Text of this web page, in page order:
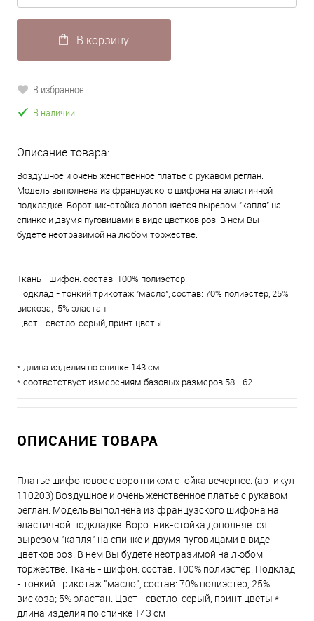
В корзину
В избранное
В наличии
Описание товара:
Воздушное и очень женственное платье с рукавом реглан.
Модель выполнена из французского шифона на эластичной
подкладке. Воротник-стойка дополняется вырезом "капля" на
спинке и двумя пуговицами в виде цветков роз. В нем Вы
будете неотразимой на любом торжестве.
Ткань - шифон. состав: 100% полиэстер.
Подклад - тонкий трикотаж "масло", состав: 70% полиэстер, 25%
вискоза; 5% эластан.
Цвет - светло-серый, принт цветы
* длина изделия по спинке 143 см
* соответствует измерениям базовых размеров 58 - 62
ОПИСАНИЕ ТОВАРА
Платье шифоновое с воротником стойка вечернее. (артикул
110203) Воздушное и очень женственное платье с рукавом
реглан. Модель выполнена из французского шифона на
эластичной подкладке. Воротник-стойка дополняется
вырезом "капля" на спинке и двумя пуговицами в виде
цветков роз. В нем Вы будете неотразимой на любом
торжестве. Ткань - шифон. состав: 100% полиэстер. Подклад
- тонкий трикотаж "масло", состав: 70% полиэстер, 25%
вискоза; 5% эластан. Цвет - светло-серый, принт цветы *
длина изделия по спинке 143 см